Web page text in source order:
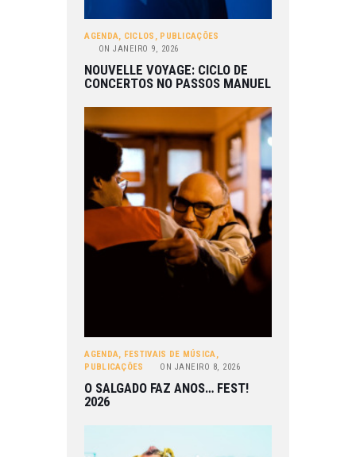
AGENDA, CICLOS , PUBLICAÇÕES
ON JANEIRO 9, 2026
NOUVELLE VOYAGE: CICLO DE
CONCERTOS NO PASSOS MANUEL
AGENDA, FESTIVAIS DE MÚSICA,
PUBLICAÇÕES
ON JANEIRO 8, 2026
O SALGADO FAZ ANOS… FEST!
2026